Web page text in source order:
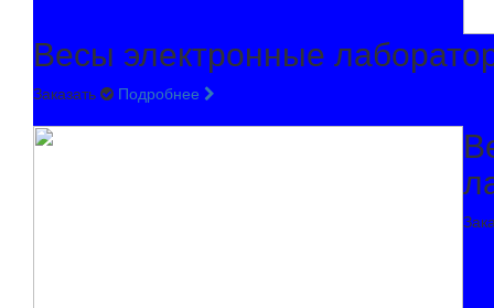
Весы электронные
Заказать Подробнее